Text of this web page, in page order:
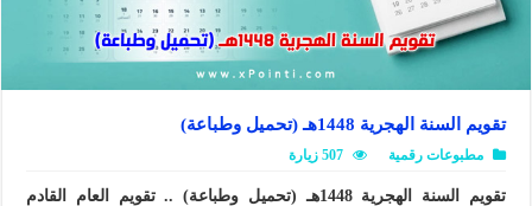
تقويم السنة الهجرية 1448هـ (تحميل وطباعة)
مطبوعات رقمية 507 زيارة
تقويم السنة الهجرية 1448هـ (تحميل وطباعة) .. تقويم العام القادم